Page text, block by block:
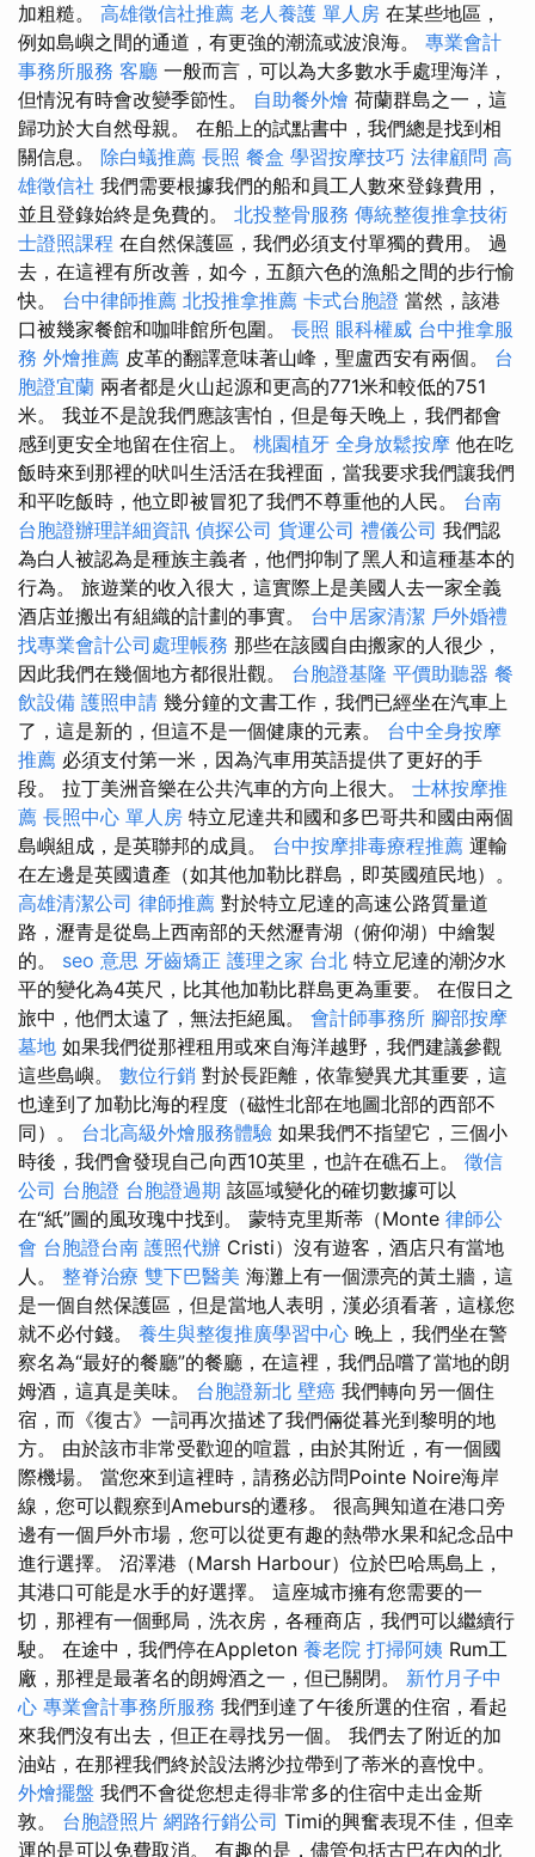
加粗糙。 高雄徵信社推薦 老人養護 單人房 在某些地區，
例如島嶼之間的通道，有更強的潮流或波浪海。 專業會計
事務所服務 客廳 一般而言，可以為大多數水手處理海洋，
但情況有時會改變季節性。 自助餐外燴 荷蘭群島之一，這
歸功於大自然母親。 在船上的試點書中，我們總是找到相
關信息。 除白蟻推薦 長照 餐盒 學習按摩技巧 法律顧問 高
雄徵信社 我們需要根據我們的船和員工人數來登錄費用，
並且登錄始終是免費的。 北投整骨服務 傳統整復推拿技術
士證照課程 在自然保護區，我們必須支付單獨的費用。 過
去，在這裡有所改善，如今，五顏六色的漁船之間的步行愉
快。 台中律師推薦 北投推拿推薦 卡式台胞證 當然，該港
口被幾家餐館和咖啡館所包圍。 長照 眼科權威 台中推拿服
務 外燴推薦 皮革的翻譯意味著山峰，聖盧西安有兩個。 台
胞證宜蘭 兩者都是火山起源和更高的771米和較低的751
米。 我並不是說我們應該害怕，但是每天晚上，我們都會
感到更安全地留在住宿上。 桃園植牙 全身放鬆按摩 他在吃
飯時來到那裡的吠叫生活活在我裡面，當我要求我們讓我們
和平吃飯時，他立即被冒犯了我們不尊重他的人民。 台南
台胞證辦理詳細資訊 偵探公司 貨運公司 禮儀公司 我們認
為白人被認為是種族主義者，他們抑制了黑人和這種基本的
行為。 旅遊業的收入很大，這實際上是美國人去一家全義
酒店並搬出有組織的計劃的事實。 台中居家清潔 戶外婚禮
找專業會計公司處理帳務 那些在該國自由搬家的人很少，
因此我們在幾個地方都很壯觀。 台胞證基隆 平價助聽器 餐
飲設備 護照申請 幾分鐘的文書工作，我們已經坐在汽車上
了，這是新的，但這不是一個健康的元素。 台中全身按摩
推薦 必須支付第一米，因為汽車用英語提供了更好的手
段。 拉丁美洲音樂在公共汽車的方向上很大。 士林按摩推
薦 長照中心 單人房 特立尼達共和國和多巴哥共和國由兩個
島嶼組成，是英聯邦的成員。 台中按摩排毒療程推薦 運輸
在左邊是英國遺產（如其他加勒比群島，即英國殖民地）。
高雄清潔公司 律師推薦 對於特立尼達的高速公路質量道
路，瀝青是從島上西南部的天然瀝青湖（俯仰湖）中繪製
的。 seo 意思 牙齒矯正 護理之家 台北 特立尼達的潮汐水
平的變化為4英尺，比其他加勒比群島更為重要。 在假日之
旅中，他們太遠了，無法拒絕風。 會計師事務所 腳部按摩
墓地 如果我們從那裡租用或來自海洋越野，我們建議參觀
這些島嶼。 數位行銷 對於長距離，依靠變異尤其重要，這
也達到了加勒比海的程度（磁性北部在地圖北部的西部不
同）。 台北高級外燴服務體驗 如果我們不指望它，三個小
時後，我們會發現自己向西10英里，也許在礁石上。 徵信
公司 台胞證 台胞證過期 該區域變化的確切數據可以
在“紙”圖的風玫瑰中找到。 蒙特克里斯蒂（Monte 律師公
會 台胞證台南 護照代辦 Cristi）沒有遊客，酒店只有當地
人。 整脊治療 雙下巴醫美 海灘上有一個漂亮的黃土牆，這
是一個自然保護區，但是當地人表明，漢必須看著，這樣您
就不必付錢。 養生與整復推廣學習中心 晚上，我們坐在警
察名為“最好的餐廳”的餐廳，在這裡，我們品嚐了當地的朗
姆酒，這真是美味。 台胞證新北 壁癌 我們轉向另一個住
宿，而《復古》一詞再次描述了我們倆從暮光到黎明的地
方。 由於該市非常受歡迎的喧囂，由於其附近，有一個國
際機場。 當您來到這裡時，請務必訪問Pointe Noire海岸
線，您可以觀察到Ameburs的遷移。 很高興知道在港口旁
邊有一個戶外市場，您可以從更有趣的熱帶水果和紀念品中
進行選擇。 沼澤港（Marsh Harbour）位於巴哈馬島上，
其港口可能是水手的好選擇。 這座城市擁有您需要的一
切，那裡有一個郵局，洗衣房，各種商店，我們可以繼續行
駛。 在途中，我們停在Appleton 養老院 打掃阿姨 Rum工
廠，那裡是最著名的朗姆酒之一，但已關閉。 新竹月子中
心 專業會計事務所服務 我們到達了午後所選的住宿，看起
來我們沒有出去，但正在尋找另一個。 我們去了附近的加
油站，在那裡我們終於設法將沙拉帶到了蒂米的喜悅中。
外燴擺盤 我們不會從您想走得非常多的住宿中走出金斯
敦。 台胞證照片 網路行銷公司 Timi的興奮表現不佳，但幸
運的是可以免費取消。 有趣的是，儘管包括古巴在內的北